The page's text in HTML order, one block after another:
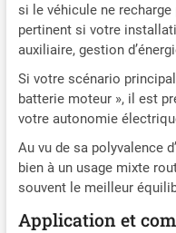
si le véhicule ne recharge
pertinent si votre
auxiliaire, gestion
Si votre scénario
batterie moteur », il est
votre autonomie
Au vu de sa polyvalence
bien à un usage mixte
souvent le meilleur
Application et